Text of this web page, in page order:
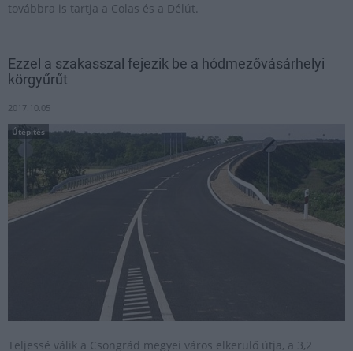
továbbra is tartja a Colas és a Délút.
Ezzel a szakasszal fejezik be a hódmezővásárhelyi
körgyűrűt
2017.10.05
Útépítés
Teljessé válik a Csongrád megyei város elkerülő útja, a 3,2